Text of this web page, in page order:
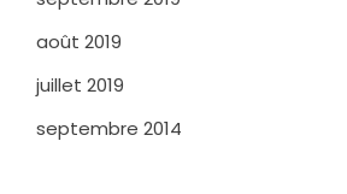
août 2019
juillet 2019
septembre 2014